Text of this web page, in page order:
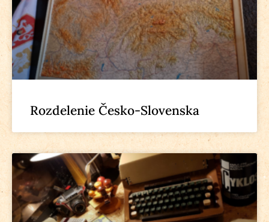
Rozdelenie Česko-Slovenska